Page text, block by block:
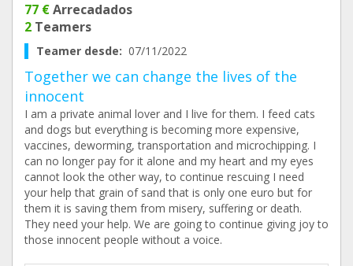
77 €Arrecadados
2 Teamers
Teamer desde: 07/11/2022
Together we can change the lives of the
innocent
I am a private animal lover and I live for them. I feed cats
and dogs but everything is becoming more expensive,
vaccines, deworming, transportation and microchipping. I
can no longer pay for it alone and my heart and my eyes
cannot look the other way, to continue rescuing I need
your help that grain of sand that is only one euro but for
them it is saving them from misery, suffering or death.
They need your help. We are going to continue giving joy to
those innocent people without a voice.